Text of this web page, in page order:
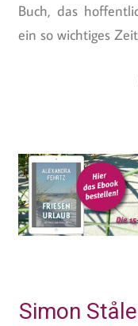
Buch, das
ein so wichtiges
Simon